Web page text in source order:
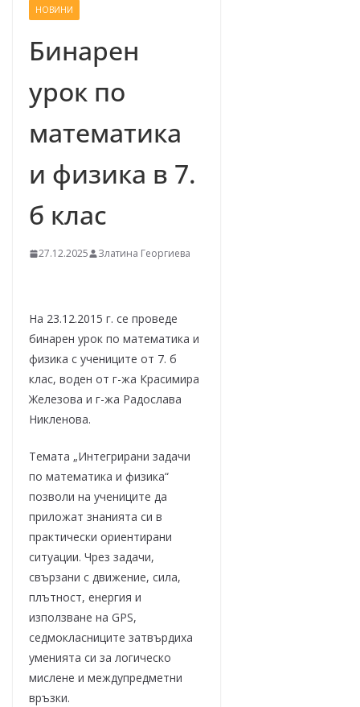
НОВИНИ
Бинарен
урок по
математика
и физика в 7.
б клас
27.12.2025 Златина Георгиева
На 23.12.2015 г. се проведе
бинарен урок по математика и
физика с учениците от 7. б
клас, воден от г-жа Красимира
Железова и г-жа Радослава
Никленова.
Темата „Интегрирани задачи
по математика и физика“
позволи на учениците да
приложат знанията си в
практически ориентирани
ситуации. Чрез задачи,
свързани с движение, сила,
плътност, енергия и
използване на GPS,
седмокласниците затвърдиха
уменията си за логическо
мислене и междупредметни
връзки.